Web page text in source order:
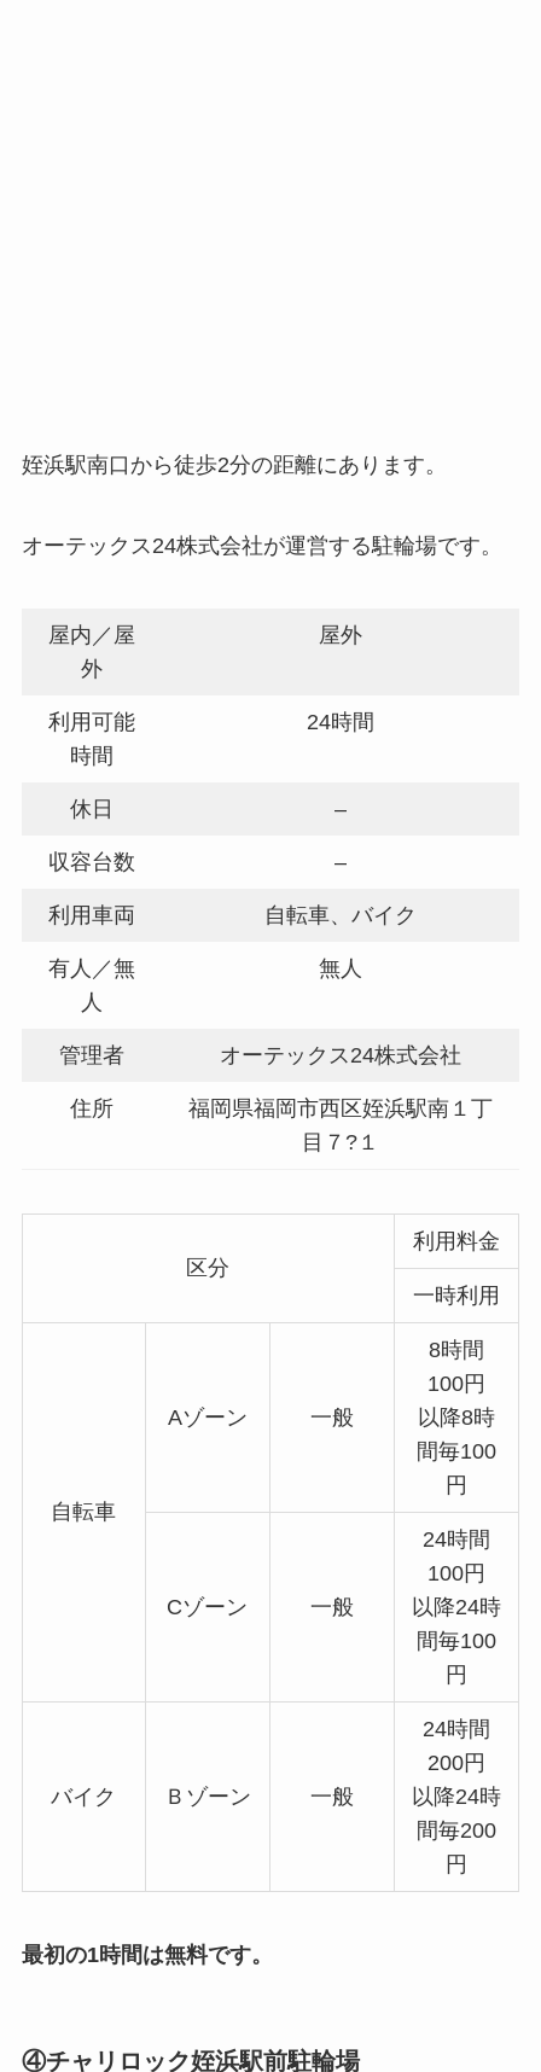
姪浜駅南口から徒歩2分の距離にあります。
オーテックス24株式会社が運営する駐輪場です。
屋内／屋
外
屋外
利用可能
時間
24時間
休日 –
収容台数 –
利用車両 自転車、バイク
有人／無
人
無人
管理者 オーテックス24株式会社
住所
福岡県福岡市西区姪浜駅南１丁
目７?１
区分
利用料金
一時利用
自転車
Aゾーン 一般
8時間
100円
以降8時
間毎100
円
Cゾーン 一般
24時間
100円
以降24時
間毎100
円
バイク Ｂゾーン 一般
24時間
200円
以降24時
間毎200
円
最初の1時間は無料です。
④チャリロック姪浜駅前駐輪場